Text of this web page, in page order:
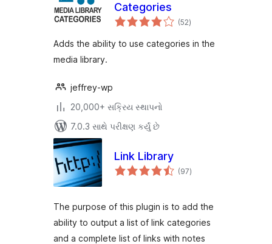
Categories
(52કુલ
રેટિંગ્સ
)
Adds the ability to use categories in the
media library.
jeffrey-wp
20,000+ સક્રિય સ્થાપનો
7.0.3 સાથે પરીક્ષણ કર્યું છે
Link Library
(97કુલ
રેટિંગ્સ
)
The purpose of this plugin is to add the
ability to output a list of link categories
and a complete list of links with notes